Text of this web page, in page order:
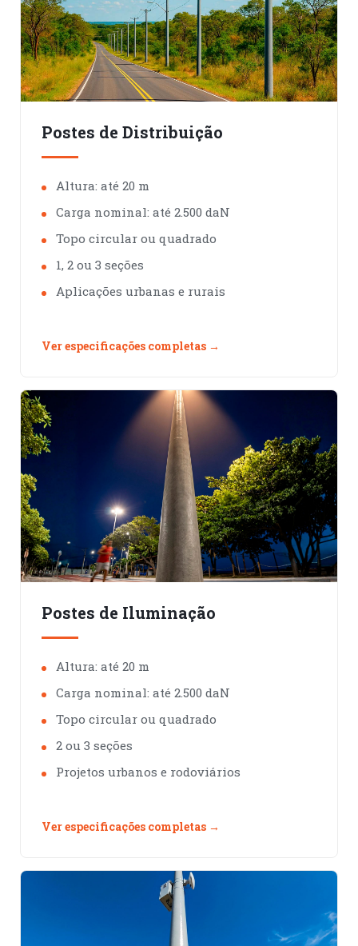
Postes de Distribuição
Altura: até 20 m
Carga nominal: até 2.500 daN
Topo circular ou quadrado
1, 2 ou 3 seções
Aplicações urbanas e rurais
Ver especificações completas →
Postes de Iluminação
Altura: até 20 m
Carga nominal: até 2.500 daN
Topo circular ou quadrado
2 ou 3 seções
Projetos urbanos e rodoviários
Ver especificações completas →